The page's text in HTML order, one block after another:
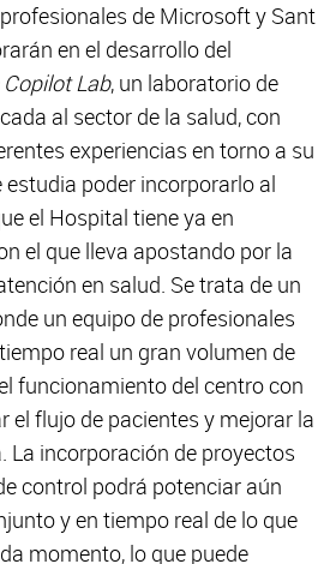
de Microsoft y Sant
en el desarrollo del
Lab, un laboratorio de
al sector de la salud, con
experiencias en torno a su
estudia poder incorporarlo al
el Hospital tiene ya en
el que lleva apostando por la
en salud. Se trata de un
un equipo de profesionales
real un gran volumen de
funcionamiento del centro con
el flujo de pacientes y mejorar la
La incorporación de proyectos
control podrá potenciar aún
y en tiempo real de lo que
momento, lo que puede